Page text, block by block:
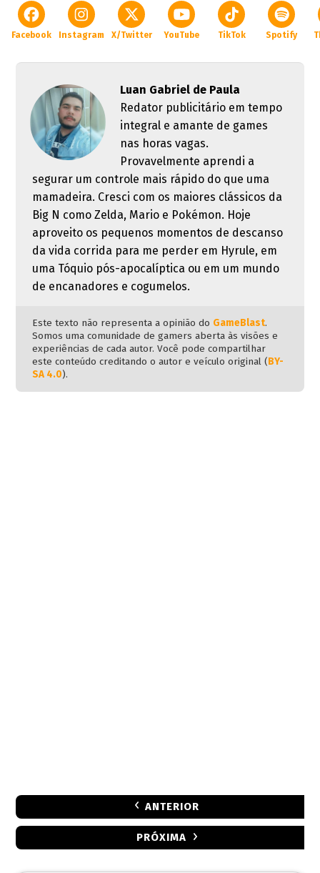
Facebook Instagram X/Twitter YouTube TikTok Spotify
Luan Gabriel de Paula
Redator publicitário em tempo
integral e amante de games
nas horas vagas.
Provavelmente aprendi a
segurar um controle mais rápido do que uma
mamadeira. Cresci com os maiores clássicos da
Big N como Zelda, Mario e Pokémon. Hoje
aproveito os pequenos momentos de descanso
da vida corrida para me perder em Hyrule, em
uma Tóquio pós-apocalíptica ou em um mundo
de encanadores e cogumelos.
Este texto não representa a opinião do GameBlast.
Somos uma comunidade de gamers aberta às visões e
experiências de cada autor. Você pode compartilhar
este conteúdo creditando o autor e veículo original (BY-
SA 4.0).
ANTERIOR
PRÓXIMA